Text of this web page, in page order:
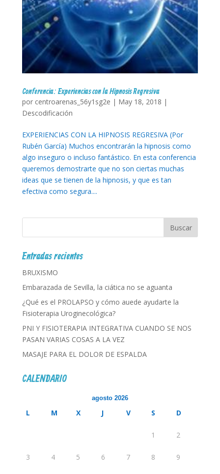
Conferencia: Experiencias con la Hipnosis Regresiva
por centroarenas_56y1sg2e | May 18, 2018 |
Descodificación
EXPERIENCIAS CON LA HIPNOSIS REGRESIVA (Por
Rubén García) Muchos encontrarán la hipnosis como
algo inseguro o incluso fantástico. En esta conferencia
queremos demostrarte que no son ciertas muchas
ideas que se tienen de la hipnosis, y que es tan
efectiva como segura....
Entradas recientes
BRUXISMO
Embarazada de Sevilla, la ciática no se aguanta
¿Qué es el PROLAPSO y cómo auede ayudarte la
Fisioterapia Uroginecológica?
PNI Y FISIOTERAPIA INTEGRATIVA CUANDO SE NOS
PASAN VARIAS COSAS A LA VEZ
MASAJE PARA EL DOLOR DE ESPALDA
CALENDARIO
agosto 2026
L M X J V S D
1 2
3 4 5 6 7 8 9